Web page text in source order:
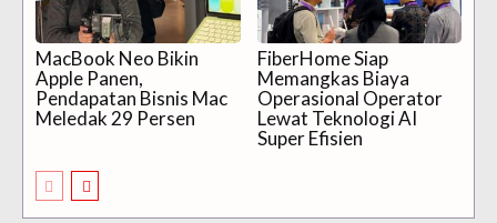
MacBook Neo Bikin
Apple Panen,
Pendapatan Bisnis Mac
Meledak 29 Persen
FiberHome Siap
Memangkas Biaya
Operasional Operator
Lewat Teknologi AI
Super Efisien